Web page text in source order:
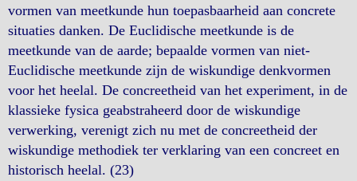
vormen van meetkunde hun toepasbaarheid aan concrete
situaties danken. De Euclidische meetkunde is de
meetkunde van de aarde; bepaalde vormen van niet-
Euclidische meetkunde zijn de wiskundige denkvormen
voor het heelal. De concreetheid van het experiment, in de
klassieke fysica geabstraheerd door de wiskundige
verwerking, verenigt zich nu met de concreetheid der
wiskundige methodiek ter verklaring van een concreet en
historisch heelal. (23)